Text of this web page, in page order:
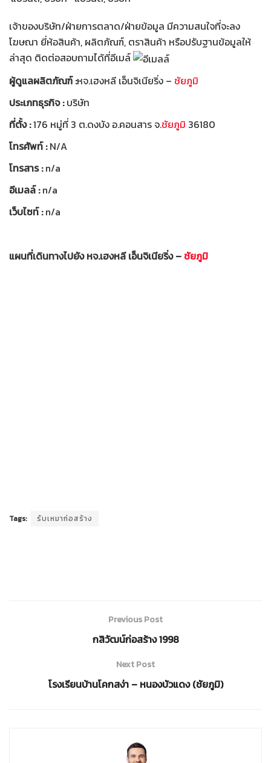
เจ้าของบริษัท/ฝ่ายการตลาด/ฝ่ายข้อมูล มีความสนใจที่จะลง
โฆษณา ยี่ห้อสินค้า, ผลิตภัณฑ์, ตราสินค้า หรือปรับฐานข้อมูลให้
ล่าสุด ติดต่อสอบถามได้ที่อีเมล์
ผู้ดูแลผลิตภัณฑ์ :หจ.เฮงหลี เอ็นจิเนียริ่ง – ชัยภูมิ
ประเภทธุรกิจ :บริษัท
ที่ตั้ง :176 หมู่ที่ 3 ต.ดงบัง อ.คอนสาร จ.ชัยภูมิ 36180
โทรศัพท์ :N/A
โทรสาร :n/a
อีเมลล์ :n/a
เว็บไซท์ :n/a
แผนที่เดินทางไปยัง หจ.เฮงหลี เอ็นจิเนียริ่ง –ชัยภูมิ
Tags: รับเหมาก่อสร้าง
Previous Post
กสิวัฒน์ก่อสร้าง 1998
Next Post
โรงเรียนบ้านโคกสง่า – หนองบัวแดง (ชัยภูมิ)